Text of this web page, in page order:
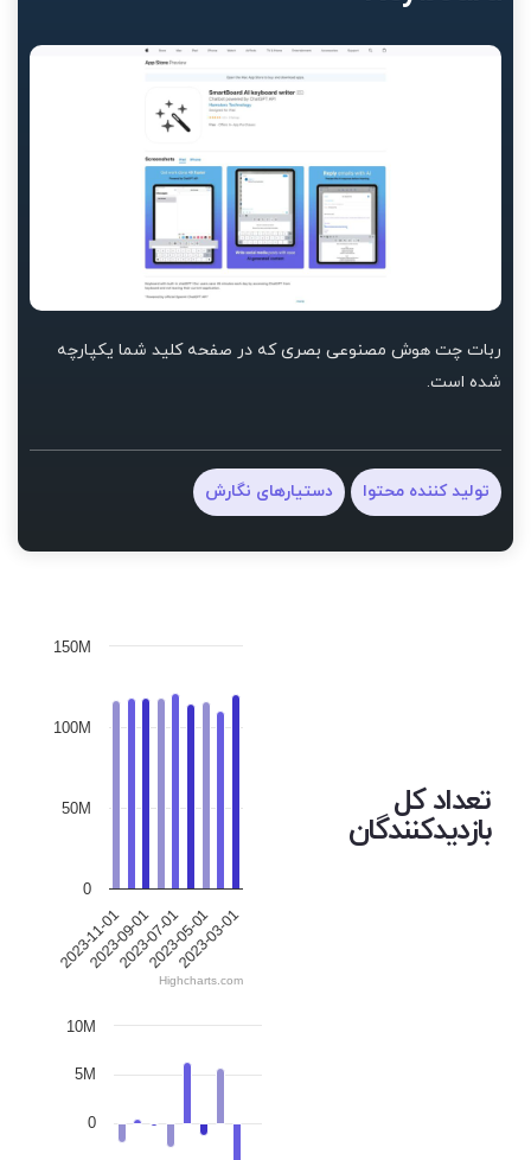
ربات چت هوش مصنوعی بصری که در صفحه کلید شما یکپارچه
شده است.
تولید کننده محتوا دستیارهای نگارش
تعداد کل
بازدیدکنندگان
2023-11-01
2023-09-01
2023-07-01
2023-05-01
2023-03-01
0
50M
100M
150M
Highcharts.com
0
5M
10M